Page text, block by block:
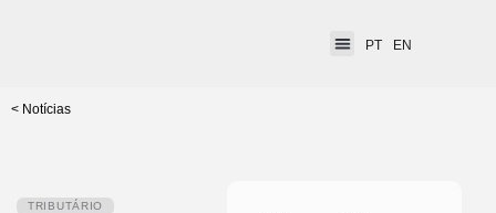
PT EN
< Notícias
TRIBUTÁRIO